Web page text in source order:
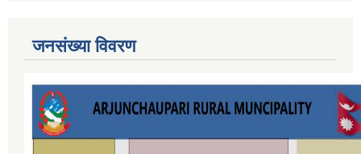
जनसंख्या विवरण